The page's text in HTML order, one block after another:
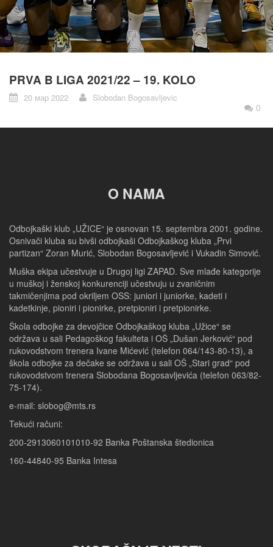
PRVA B LIGA 2021/22 – 19. KOLO
20 мар 2022 Slobodan Bogosavljevic
0
O NAMA
Odbojkaški klub „UŽICE“ je osnovan 15. septembra 2001. godine.
Osnivači kluba su bivši odbojkaši Odbojkaškog kluba „Prvi
partizan“ Zoran Murić, Slobodan Bogosavljević i Vukadin Simović.
Muška ekipa učestvuje u Drugoj ligi ZAPAD. Sve mlađe kategorije
u muškoj i ženskoj konkurenciji učestvuju u zvaničnim
takmičenjima pod okriljem OSS: juniori i juniorke, kadeti i
kadetkinje, pioniri i pionirke, pretpioniri i pretpionirke.
Škola odbojke za devojčice Odbojkaškog kluba „Užice“ se
održava u sali Pedagoškog fakulteta i OŠ „Dušan Jerković“ pod
rukovodstvom trenera Ivane Mićević (telefon 064/143-80-13), a
škola odbojke za dečake se održava u sali OŠ „Stari grad“ pod
rukovodstvom trenera Slobodana Bogosavljevića (telefon 063/82-
75-174).
e-mail: slobog@mts.rs
Tekući računi:
200-2913060101010-92 Banka Poštanska štedionica
160-44840-95 Banka Intesa